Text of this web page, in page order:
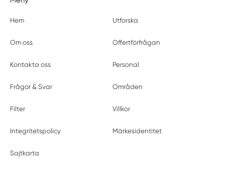
Hem Utforska
Om oss Offertförfrågan
Kontakta oss Personal
Frågor & Svar Områden
Filter Villkor
Integritetspolicy Märkesidentitet
Sajtkarta